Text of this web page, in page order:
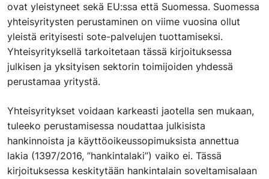
ovat yleistyneet sekä EU:ssa että Suomessa. Suomessa
yhteisyritysten perustaminen on viime vuosina ollut
yleistä erityisesti sote-palvelujen tuottamiseksi.
Yhteisyrityksellä tarkoitetaan tässä kirjoituksessa
julkisen ja yksityisen sektorin toimijoiden yhdessä
perustamaa yritystä.
Yhteisyritykset voidaan karkeasti jaotella sen mukaan,
tuleeko perustamisessa noudattaa julkisista
hankinnoista ja käyttöoikeussopimuksista annettua
lakia (1397/2016, ”hankintalaki”) vaiko ei. Tässä
kirjoituksessa keskitytään hankintalain soveltamisalaan